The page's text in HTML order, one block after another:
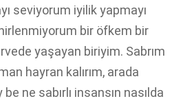
seviyorum iyilik yapmayı
bir öfkem bir
yaşayan biriyim. Sabrım
hayran kalırım, arada
ne sabırlı insansın nasılda